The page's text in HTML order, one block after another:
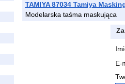
TAMIYA 87034 Tamiya
Modelarska taśma maskująca
E-